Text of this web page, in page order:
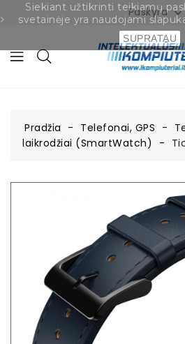
Paskyra
Pradžia Telefonai, GPS
laikrodžiai (SmartWatch)
Siekiant užtikrinti teikiamų
svetainėje yra naudojami
SUPRATAU